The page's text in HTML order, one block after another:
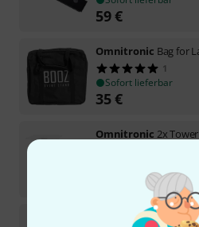
59€
Omnitronic Bag for
1
Sofort lieferbar
35€
Omnitronic 2x
OmnitronicLaptop